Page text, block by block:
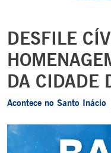
DESFILE
DA CIDADE
Acontece no Santo Inácio